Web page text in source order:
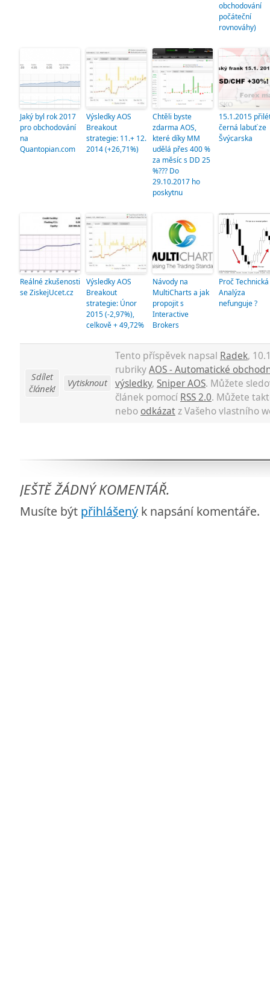
obchodování
počáteční
rovnováhy)
Jaký byl rok 2017
pro obchodování
na
Quantopian.com
Výsledky AOS
Breakout
strategie: 11.+ 12.
2014 (+26,71%)
Chtěli byste
zdarma AOS,
které díky MM
udělá přes 400 %
za měsíc s DD 25
%??? Do
29.10.2017 ho
poskytnu
15.1.2015
černá labuť ze
Švýcarska
Reálné zkušenosti
se ZiskejUcet.cz
Výsledky AOS
Breakout
strategie: Únor
2015 (-2,97%),
celkově + 49,72%
Návody na
MultiCharts a jak
propojit s
Interactive
Brokers
Proč Technická
Analýza
nefunguje ?
Sdílet
článek!
Vytisknout
Tento příspěvek napsal Radek,
rubrikyAOS - Automatické
výsledky, Sniper AOS. Můžete
článek pomocí RSS 2.0. Můžete
nebo odkázatz Vašeho vlastního
JEŠTĚ ŽÁDNÝ KOMENTÁŘ.
Musíte být přihlášený k napsání komentáře.